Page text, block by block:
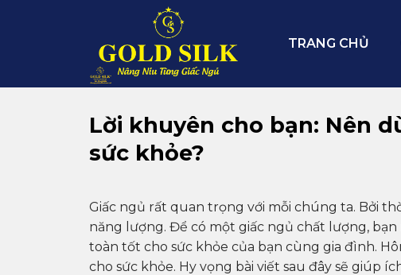
TRANG CHỦ
Lời khuyên cho bạn: Nên
sức khỏe?
Giấc ngủ rất quan trọng với mỗi chúng ta. Bởi
năng lượng. Để có một giấc ngủ chất lượng,
toàn tốt cho sức khỏe của bạn cùng gia đình.
cho sức khỏe. Hy vọng bài viết sau đây sẽ giúp